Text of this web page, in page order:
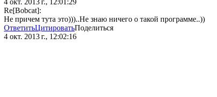
4 окт. 2013 г., 12:01:29
Re[Bobcat]:
Не причем тута это)))..Не знаю ничего о такой программе..))
ОтветитьЦитироватьПоделиться
4 окт. 2013 г., 12:02:16